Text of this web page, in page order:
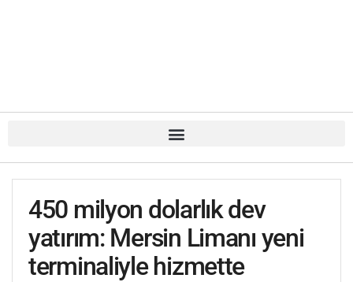
450 milyon dolarlık dev
yatırım: Mersin Limanı yeni
terminaliyle hizmette